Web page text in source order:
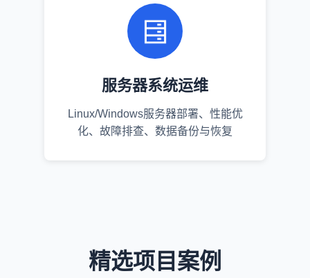
服务器系统运维
Linux/Windows服务器部署、性能优
化、故障排查、数据备份与恢复
精选项目案例